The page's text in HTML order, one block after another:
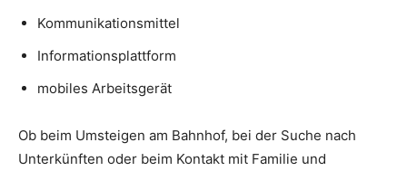
Kommunikationsmittel
Informationsplattform
mobiles Arbeitsgerät
Ob beim Umsteigen am Bahnhof, bei der Suche nach
Unterkünften oder beim Kontakt mit Familie und